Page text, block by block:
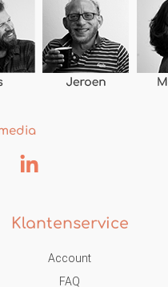
Klantenservice
Account
FAQ